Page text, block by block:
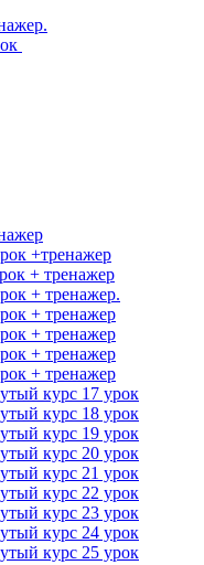
+тренажер
+ тренажер
+ тренажер.
+ тренажер
+ тренажер
+ тренажер
+ тренажер
курс 17 урок
курс 18 урок
курс 19 урок
курс 20 урок
курс 21 урок
курс 22 урок
курс 23 урок
курс 24 урок
курс 25 урок